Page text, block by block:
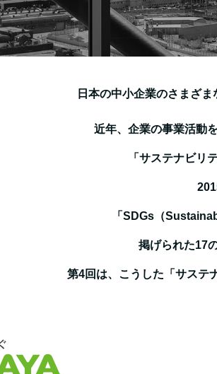
日本の中小企業のさまざ
近年、企業の事業活動
「サステナビリ
「SDGs（
掲げられた17
第4回は、こうした「サステ